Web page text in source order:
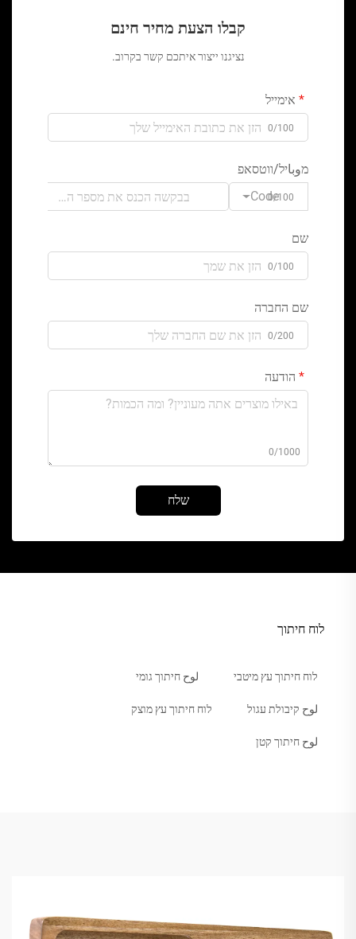
קבלו הצעת מחיר חינם
נציגנו ייצור איתכם קשר בקרוב.
אימייל
0/100
מوباיל/ווטסאפ
Code0/100
שם
0/100
שם החברה
0/200
הודעה
0/1000
שלח
לוח חיתוך
לוח חיתוך עץ מיטבי لوح חיתוך גומי
لوح קיבולת עגול לוח חיתוך עץ מוצק
لوح חיתוך קטן